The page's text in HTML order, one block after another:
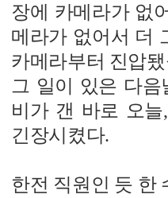
장에 카메라가 없
메라가 없어서 더
카메라부터 진압
그 일이 있은 다
비가 갠 바로 오늘
긴장시켰다.
한전 직원인 듯 한